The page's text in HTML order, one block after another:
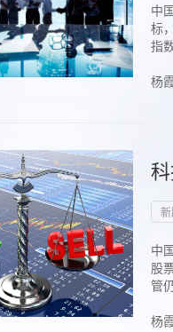
中
标
指
杨
中
股
管
杨